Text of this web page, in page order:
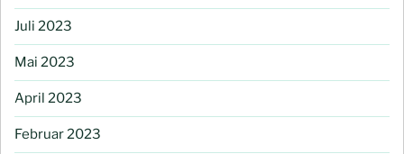
Juli 2023
Mai 2023
April 2023
Februar 2023